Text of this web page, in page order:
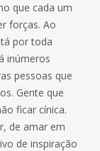
que cada um
forças. Ao
por toda
inúmeros
pessoas que
Gente que
ficar cínica.
de amar em
de inspiração